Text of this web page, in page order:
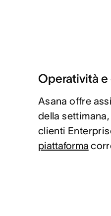
Operatività
Asana offre
della
clienti
piattaforma